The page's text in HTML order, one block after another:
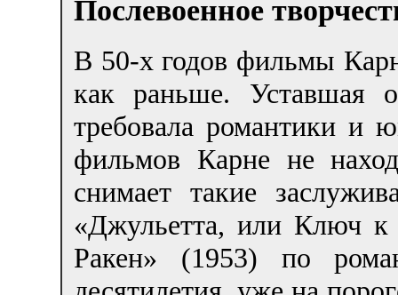
Послевоенное
В 50-х годов фильмы
как раньше. Уставшая
требовала романтики и
фильмов Карне не
снимает такие
«Джульетта, или Ключ к
Ракен» (1953) по